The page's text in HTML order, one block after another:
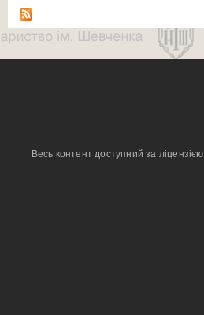
Весь контент доступний за ліцензією